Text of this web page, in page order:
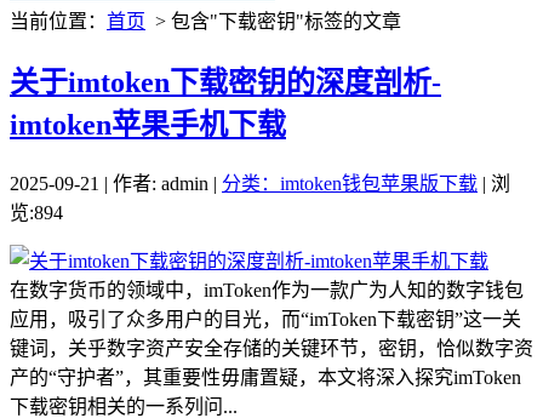
当前位置： 首页 > 包含"下载密钥"标签的文章
关于imtoken下载密钥的深度剖析-
imtoken苹果手机下载
2025-09-21 | 作者: admin | 分类：imtoken钱包苹果版下载 | 浏
览:894
在数字货币的领域中，imToken作为一款广为人知的数字钱包
应用，吸引了众多用户的目光，而“imToken下载密钥”这一关
键词，关乎数字资产安全存储的关键环节，密钥，恰似数字资
产的“守护者”，其重要性毋庸置疑，本文将深入探究imToken
下载密钥相关的一系列问...